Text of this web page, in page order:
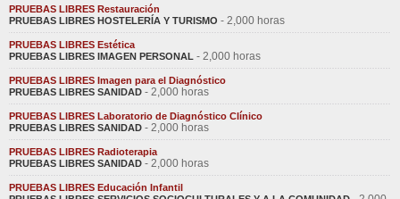
PRUEBAS LIBRES Restauración
PRUEBAS LIBRES HOSTELERÍA Y TURISMO - 2,000 horas
PRUEBAS LIBRES Estética
PRUEBAS LIBRES IMAGEN PERSONAL - 2,000 horas
PRUEBAS LIBRES Imagen para el Diagnóstico
PRUEBAS LIBRES SANIDAD - 2,000 horas
PRUEBAS LIBRES Laboratorio de Diagnóstico Clínico
PRUEBAS LIBRES SANIDAD - 2,000 horas
PRUEBAS LIBRES Radioterapia
PRUEBAS LIBRES SANIDAD - 2,000 horas
PRUEBAS LIBRES Educación Infantil